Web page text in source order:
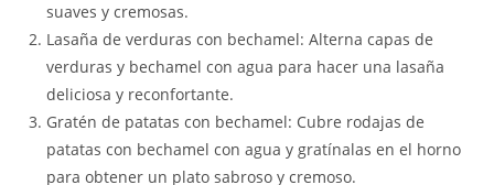
suaves y cremosas.
Lasaña de verduras con bechamel: Alterna capas de
verduras y bechamel con agua para hacer una lasaña
deliciosa y reconfortante.
Gratén de patatas con bechamel: Cubre rodajas de
patatas con bechamel con agua y gratínalas en el horno
para obtener un plato sabroso y cremoso.